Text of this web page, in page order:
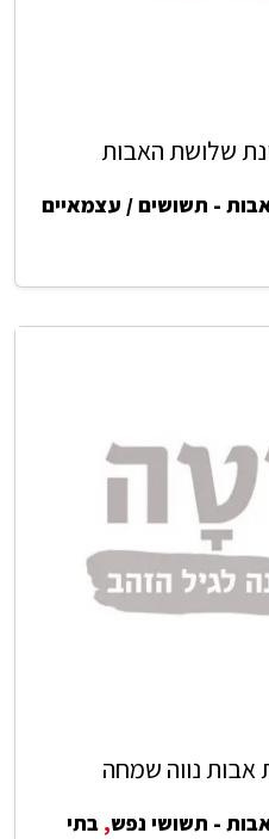
שלושת האבות
- תשושים / עצמאיים
אבות נווה שמחה
- תשושי נפש, בתי